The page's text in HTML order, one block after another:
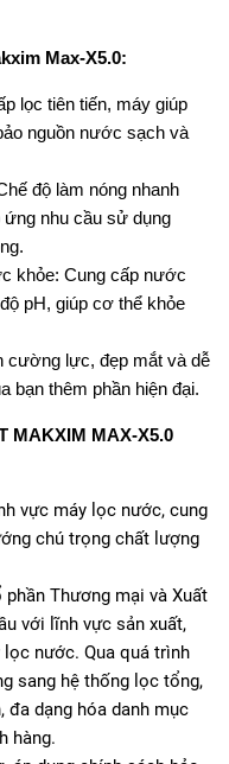
Max-X5.0:
lọc tiên tiến, máy giúp
nguồn nước sạch và
độ làm nóng nhanh
ứng nhu cầu sử dụng
khỏe: Cung cấp nước
pH, giúp cơ thể khỏe
cường lực, đẹp mắt và dễ
bạn thêm phần hiện đại.
MAKXIM MAX-X5.0
vực máy lọc nước, cung
chú trọng chất lượng
phần Thương mại và Xuất
với lĩnh vực sản xuất,
lọc nước. Qua quá trình
sang hệ thống lọc tổng,
đa dạng hóa danh mục
hàng.